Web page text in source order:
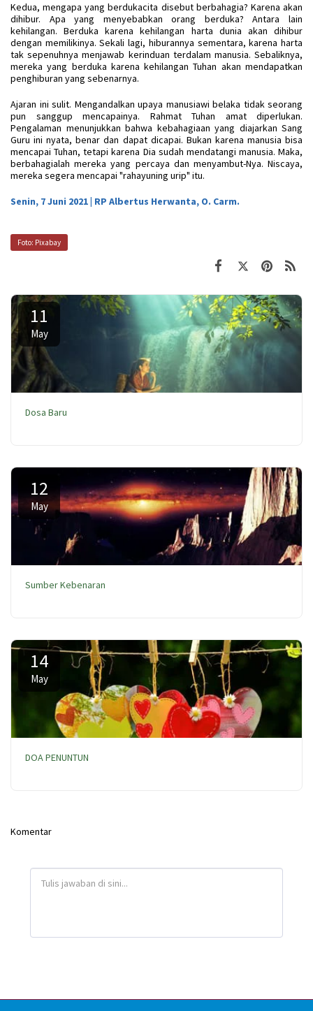
Kedua, mengapa yang berdukacita disebut berbahagia? Karena akan
dihibur. Apa yang menyebabkan orang berduka? Antara lain
kehilangan. Berduka karena kehilangan harta dunia akan dihibur
dengan memilikinya. Sekali lagi, hiburannya sementara, karena harta
tak sepenuhnya menjawab kerinduan terdalam manusia. Sebaliknya,
mereka yang berduka karena kehilangan Tuhan akan mendapatkan
penghiburan yang sebenarnya.
Ajaran ini sulit. Mengandalkan upaya manusiawi belaka tidak seorang
pun sanggup mencapainya. Rahmat Tuhan amat diperlukan.
Pengalaman menunjukkan bahwa kebahagiaan yang diajarkan Sang
Guru ini nyata, benar dan dapat dicapai. Bukan karena manusia bisa
mencapai Tuhan, tetapi karena Dia sudah mendatangi manusia. Maka,
berbahagialah mereka yang percaya dan menyambut-Nya. Niscaya,
mereka segera mencapai "rahayuning urip" itu.
Senin, 7 Juni 2021 | RP Albertus Herwanta, O. Carm.
Foto: Pixabay
11
May
Dosa Baru
12
May
Sumber Kebenaran
14
May
DOA PENUNTUN
Komentar